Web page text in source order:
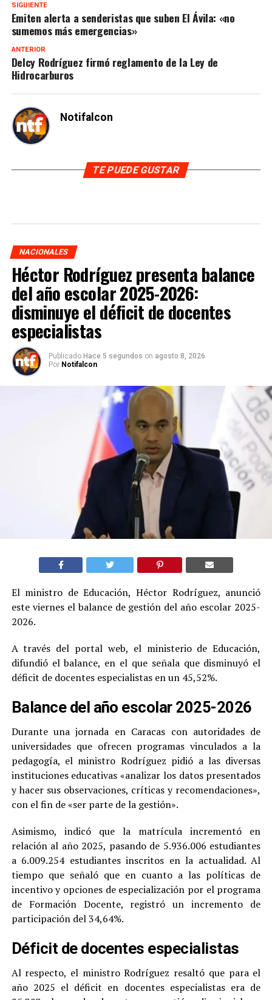
SIGUIENTE
Emiten alerta a senderistas que suben El Ávila: «no
sumemos más emergencias»
ANTERIOR
Delcy Rodríguez firmó reglamento de la Ley de
Hidrocarburos
Notifalcon
TE PUEDE GUSTAR
NACIONALES
Héctor Rodríguez presenta balance
del año escolar 2025-2026:
disminuye el déficit de docentes
especialistas
Publicado Hace 5 segundos on agosto 8, 2026
Por Notifalcon
El ministro de Educación, Héctor Rodríguez, anunció
este viernes el balance de gestión del año escolar 2025-
2026.
A través del portal web, el ministerio de Educación,
difundió el balance, en el que señala que disminuyó el
déficit de docentes especialistas en un 45,52%.
Balance del año escolar 2025-2026
Durante una jornada en Caracas con autoridades de
universidades que ofrecen programas vinculados a la
pedagogía, el ministro Rodríguez pidió a las diversas
instituciones educativas «analizar los datos presentados
y hacer sus observaciones, críticas y recomendaciones»,
con el fin de «ser parte de la gestión».
Asimismo, indicó que la matrícula incrementó en
relación al año 2025, pasando de 5.936.006 estudiantes
a 6.009.254 estudiantes inscritos en la actualidad. Al
tiempo que señaló que en cuanto a las políticas de
incentivo y opciones de especialización por el programa
de Formación Docente, registró un incremento de
participación del 34,64%.
Déficit de docentes especialistas
Al respecto, el ministro Rodríguez resaltó que para el
año 2025 el déficit en docentes especialistas era de